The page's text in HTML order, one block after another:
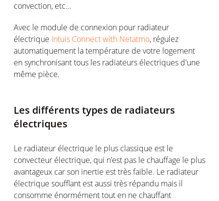
convection, etc...
Avec le module de connexion pour radiateur
électrique Intuis Connect with Netatmo, régulez
automatiquement la température de votre logement
en synchronisant tous les radiateurs électriques d'une
même pièce.
Les différents types de radiateurs
électriques
Le radiateur électrique le plus classique est le
convecteur électrique, qui n’est pas le chauffage le plus
avantageux car son inertie est très faible. Le radiateur
électrique soufflant est aussi très répandu mais il
consomme énormément tout en ne chauffant